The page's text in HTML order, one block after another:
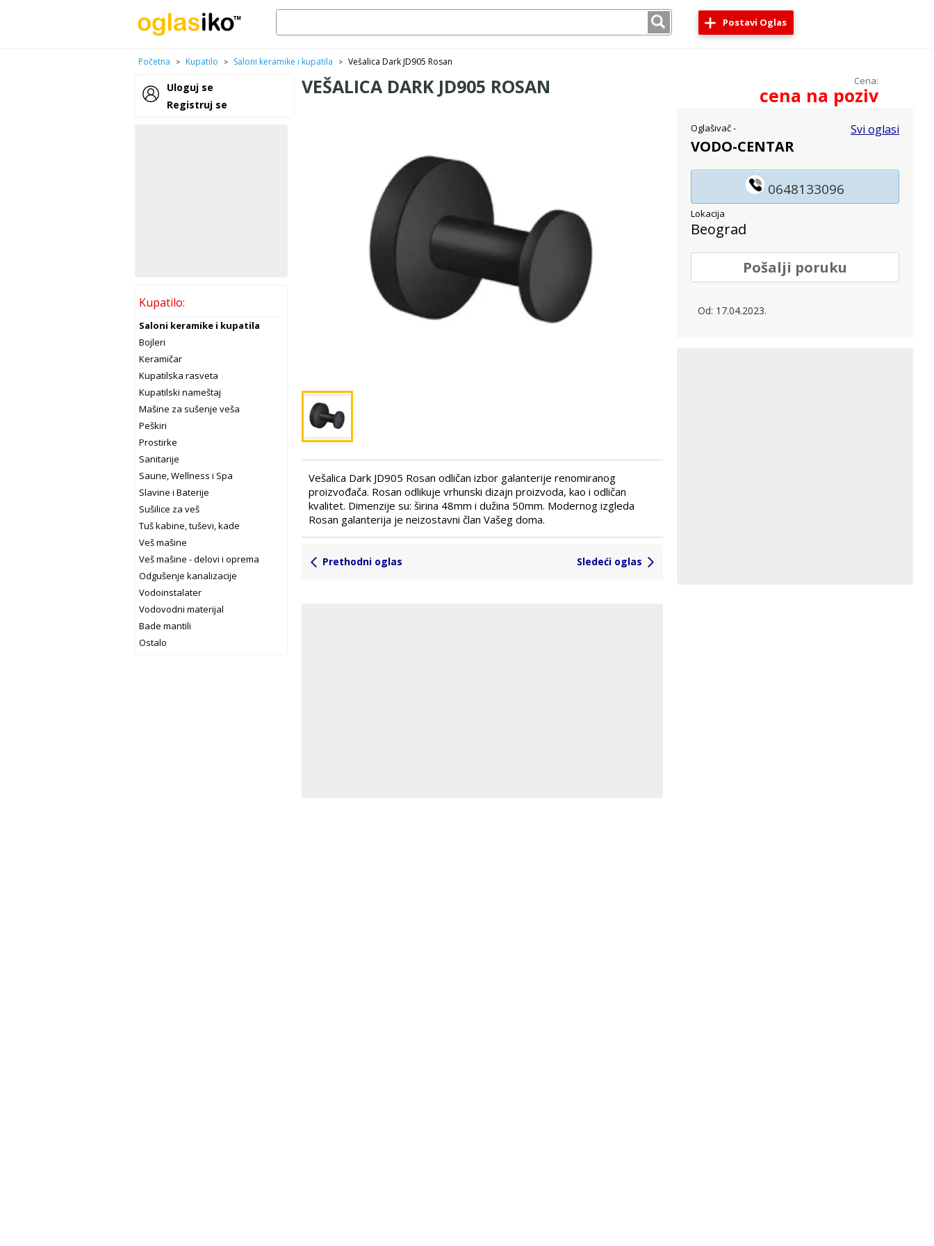
Postavi Oglas
Početna > Kupatilo > Saloni keramike i kupatila > Vešalica Dark JD905 Rosan
Uloguj se
Registruj se
Kupatilo:
Saloni keramike i kupatila
Bojleri
Keramičar
Kupatilska rasveta
Kupatilski nameštaj
Mašine za sušenje veša
Peškiri
Prostirke
Sanitarije
Saune, Wellness i Spa
Slavine i Baterije
Sušilice za veš
Tuš kabine, tuševi, kade
Veš mašine
Veš mašine - delovi i oprema
Odgušenje kanalizacije
Vodoinstalater
Vodovodni materijal
Bade mantili
Ostalo
VEŠALICA DARK JD905 ROSAN
Vešalica Dark JD905 Rosan odličan izbor galanterije renomiranog
proizvođača. Rosan odlikuje vrhunski dizajn proizvoda, kao i odličan
kvalitet. Dimenzije su: širina 48mm i dužina 50mm. Modernog izgleda
Rosan galanterija je neizostavni član Vašeg doma.
Prethodni oglas Sledeći oglas
Cena:
cena na poziv
Svi oglasi
Oglašivač -
VODO-CENTAR
0648133096
Lokacija
Beograd
Pošalji poruku
Od: 17.04.2023.